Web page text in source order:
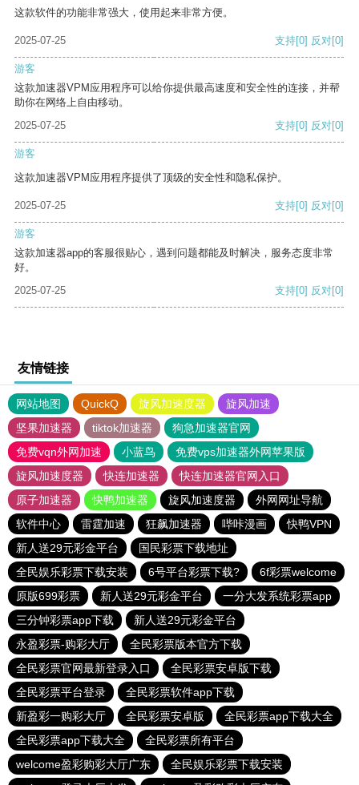
这款软件的功能非常强大，使用起来非常方便。
2025-07-25 支持[0] 反对[0]
游客
这款加速器VPM应用程序可以给你提供最高速度和安全性的连接，并帮
助你在网络上自由移动。
2025-07-25
支持[0] 反对[0]
游客
这款加速器VPM应用程序提供了顶级的安全性和隐私保护。
2025-07-25 支持[0] 反对[0]
游客
这款加速器app的客服很贴心，遇到问题都能及时解决，服务态度非常
好。
2025-07-25
支持[0] 反对[0]
友情链接
网站地图 QuickQ 旋风加速度器
旋风加速
坚果加速器
tiktok加速器
狗急加速器官网
免费vqn外网加速
小蓝鸟
免费vps加速器外网苹果版
旋风加速度器
快连加速器
快连加速器官网入口
原子加速器
快鸭加速器 旋风加速度器
外网网址导航
软件中心
雷霆加速 狂飙加速器 哔咔漫画
快鸭VPN
新人送29元彩金平台
国民彩票下载地址
全民娱乐彩票下载安装
6号平台彩票下载?
6f彩票welcome
原版699彩票
新人送29元彩金平台
一分大发系统彩票app
三分钟彩票app下载
新人送29元彩金平台
永盈彩票-购彩大厅
全民彩票版本官方下载
全民彩票官网最新登录入口
全民彩票安卓版下载
全民彩票平台登录
全民彩票软件app下载
新盈彩一购彩大厅
全民彩票安卓版
全民彩票app下载大全
全民彩票app下载大全
全民彩票所有平台
welcome盈彩购彩大厅广东
全民娱乐彩票下载安装